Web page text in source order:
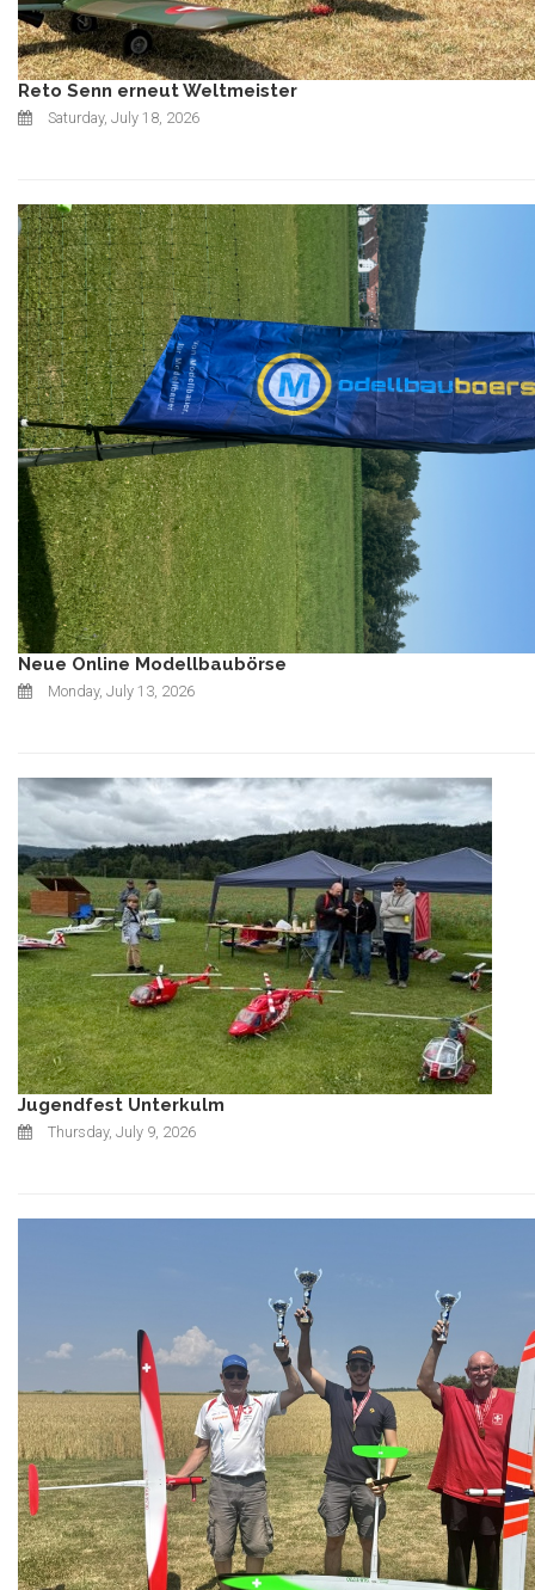
Reto Senn erneut Weltmeister
Saturday, July 18, 2026
Neue Online Modellbaubörse
Monday, July 13, 2026
Jugendfest Unterkulm
Thursday, July 9, 2026